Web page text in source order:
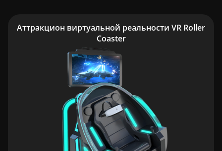
Аттракцион виртуальной реальности VR Roller
Coaster